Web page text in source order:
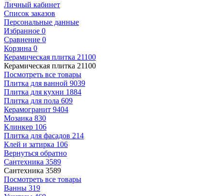
Личный кабинет
Список заказов
Персональные данные
Избранное 0
Сравнение 0
Корзина 0
Керамическая плитка 21100
Керамическая плитка 21100
Посмотреть все товары
Плитка для ванной 9039
Плитка для кухни 1884
Плитка для пола 609
Керамогранит 9404
Мозаика 830
Клинкер 106
Плитка для фасадов 214
Клей и затирка 106
Вернуться обратно
Сантехника 3589
Сантехника 3589
Посмотреть все товары
Ванны 319